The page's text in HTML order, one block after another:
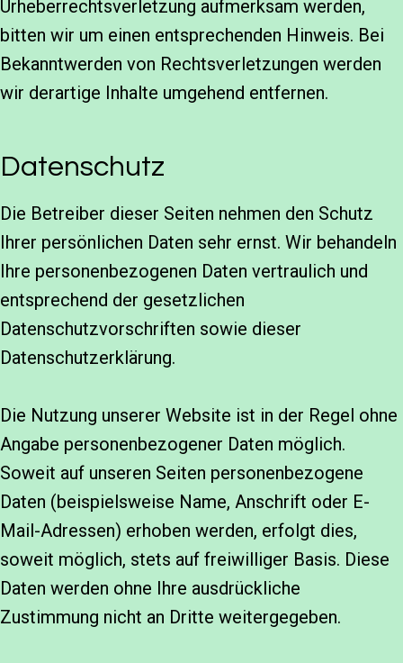
Urheberrechtsverletzung aufmerksam werden,
bitten wir um einen entsprechenden Hinweis. Bei
Bekanntwerden von Rechtsverletzungen werden
wir derartige Inhalte umgehend entfernen.
Datenschutz
Die Betreiber dieser Seiten nehmen den Schutz
Ihrer persönlichen Daten sehr ernst. Wir behandeln
Ihre personenbezogenen Daten vertraulich und
entsprechend der gesetzlichen
Datenschutzvorschriften sowie dieser
Datenschutzerklärung.
Die Nutzung unserer Website ist in der Regel ohne
Angabe personenbezogener Daten möglich.
Soweit auf unseren Seiten personenbezogene
Daten (beispielsweise Name, Anschrift oder E-
Mail-Adressen) erhoben werden, erfolgt dies,
soweit möglich, stets auf freiwilliger Basis. Diese
Daten werden ohne Ihre ausdrückliche
Zustimmung nicht an Dritte weitergegeben.